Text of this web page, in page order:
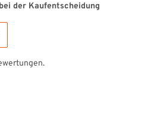
der Kaufentscheidung